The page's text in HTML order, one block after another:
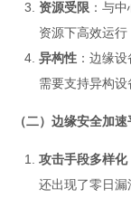
资源受限 ：与
资源下高效运行
异构性 ：边缘
需要支持异构
（二）边缘安全加
攻击手段多样化
还出现了零日